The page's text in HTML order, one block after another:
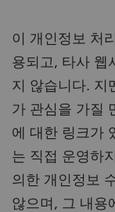
이 개인정보 처
용되고, 타사 웹
지 않습니다. 지
가 관심을 가질
에 대한 링크가
는 직접 운영하
의한 개인정보
않으며, 그 내용